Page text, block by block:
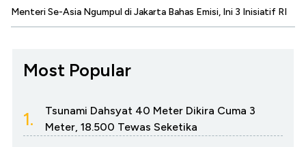
Menteri Se-Asia Ngumpul di Jakarta Bahas Emisi, Ini 3 Inisiatif RI
Most Popular
1.
Tsunami Dahsyat 40 Meter Dikira Cuma 3
Meter, 18.500 Tewas Seketika